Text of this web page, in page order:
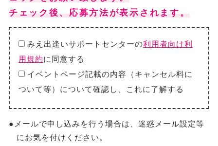
チェック後、応募方法が表示されます。
みえ出逢いサポートセンターの利用者向け利
用規約に同意する
イベントページ記載の内容（キャンセル料に
ついて等）について確認し、これに了解する
●メールで申し込みを行う場合は、迷惑メール設定等
にお気を付けください。